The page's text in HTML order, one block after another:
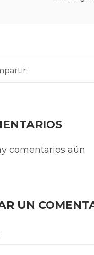
comentarios aún
UN